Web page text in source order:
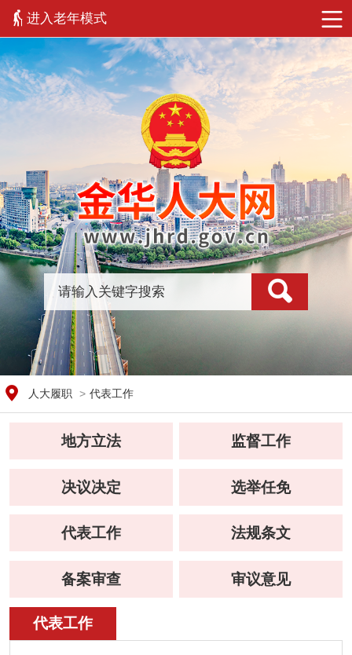
进入老年模式
人大履职 > 代表工作
地方立法 监督工作
决议决定 选举任免
代表工作 法规条文
备案审查 审议意见
代表工作